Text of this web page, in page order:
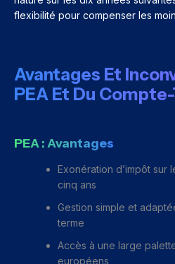
flexibilité pour compenser les
Avantages Et
PEA Et Du
PEA : Avantages
Exonération d’impôt sur
cinq ans
Gestion simple et
terme
Accès à une large
européens